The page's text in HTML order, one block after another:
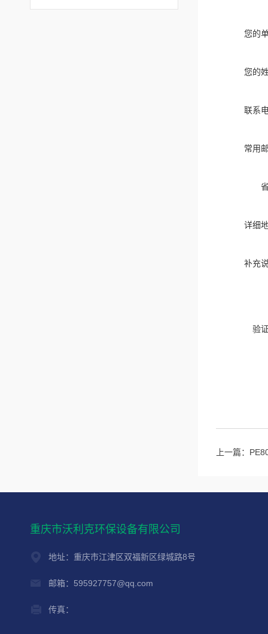
您的
您的
联系
常用
详细
补充
验
上一篇：
重庆市沃利克环保设备有限公司
地址：重庆市江津区双福新区绿城路8号
邮箱：595927757@qq.com
传真：